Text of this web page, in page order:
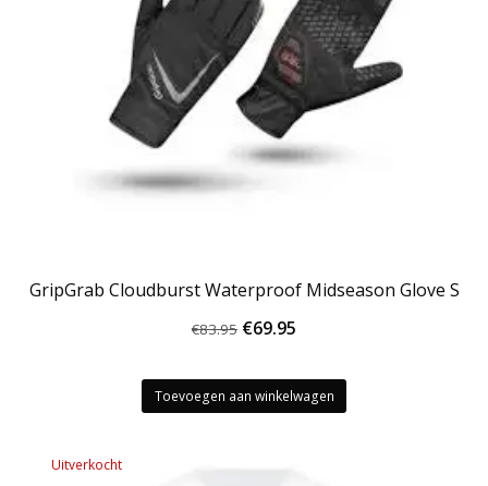
GripGrab Cloudburst Waterproof Midseason Glove S
€83.95 Oorspronkelijke
was:
€83.95.
€69.95
is:
€69.95.
Toevoegen aan winkelwagen
Uitverkocht